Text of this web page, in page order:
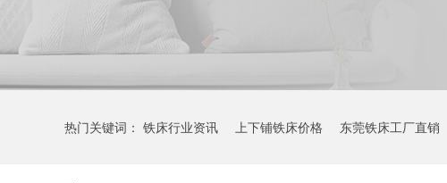
热门关键词： 铁床行业资讯 上下铺铁床价格 东莞铁床工厂直销